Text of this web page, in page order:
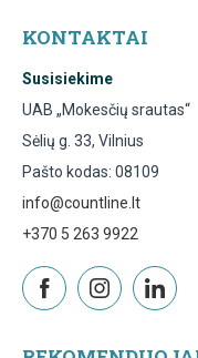
KONTAKTAI
Susisiekime
UAB „Mokesčių srautas“
Sėlių g. 33, Vilnius
Pašto kodas: 08109
info@countline.lt
+370 5 263 9922